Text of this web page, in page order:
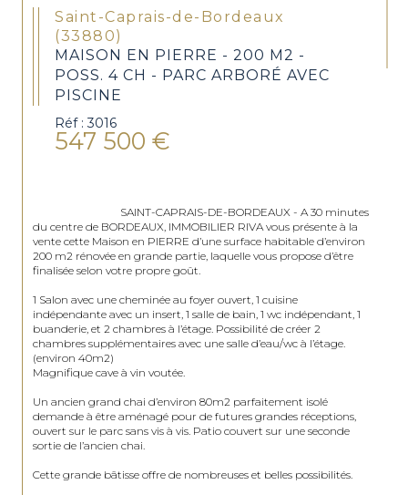
Saint-Caprais-de-Bordeaux
(33880)
MAISON EN PIERRE - 200 M2 -
POSS. 4 CH - PARC ARBORÉ AVEC
PISCINE
Réf : 3016
547 500 €
du centre de BORDEAUX, IMMOBILIER RIVA vous présente à la
vente cette Maison en PIERRE d’une surface habitable d’environ
200 m2 rénovée en grande partie, laquelle vous propose d’être
finalisée selon votre propre goût.
1 Salon avec une cheminée au foyer ouvert, 1 cuisine
indépendante avec un insert, 1 salle de bain, 1 wc indépendant, 1
buanderie, et 2 chambres à l’étage. Possibilité de créer 2
chambres supplémentaires avec une salle d’eau/wc à l’étage.
(environ 40m2)
Magnifique cave à vin voutée.
Un ancien grand chai d’environ 80m2 parfaitement isolé
demande à être aménagé pour de futures grandes réceptions,
ouvert sur le parc sans vis à vis. Patio couvert sur une seconde
sortie de l’ancien chai.
Cette grande bâtisse offre de nombreuses et belles possibilités.